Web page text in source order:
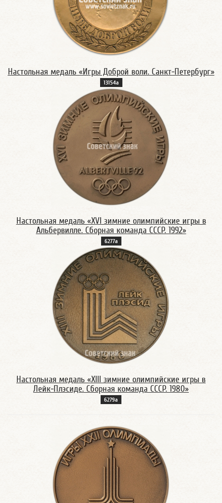
Настольная медаль «Игры Доброй воли. Санкт-Петербург»
13154а
Настольная медаль «XVI зимние олимпийские игры в
Альбервилле. Сборная команда СССР. 1992»
6277а
Настольная медаль «XIII зимние олимпийские игры в
Лейк-Плэсиде. Сборная команда СССР. 1980»
6279а